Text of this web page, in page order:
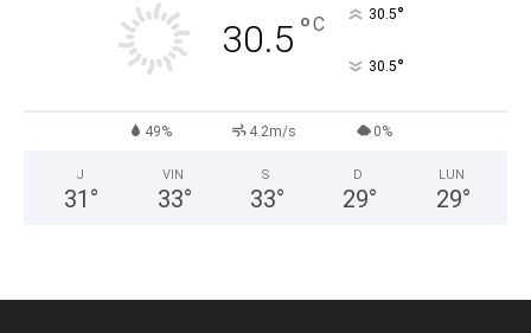
30.5 °C 30.5°
30.5°
49% 4.2m/s 0%
J
31 °
VIN
33°
S
33°
D
29°
LUN
29°